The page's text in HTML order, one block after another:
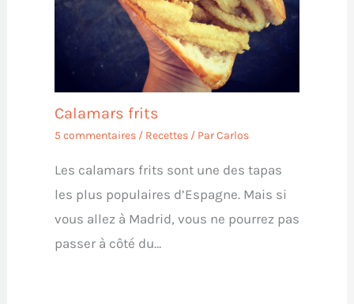
Calamars frits
5 commentaires / Recettes/ ParCarlos
Les calamars frits sont une des tapas
les plus populaires d’Espagne. Mais si
vous allez à Madrid, vous ne pourrez pas
passer à côté du…